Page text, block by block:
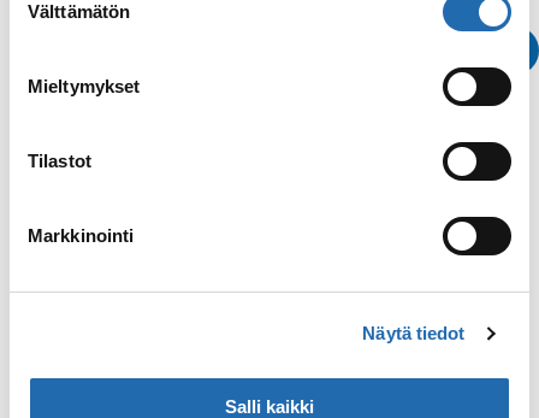
valinta
Välttämätön
Mieltymykset
Tilastot
Markkinointi
Näytä tiedot
Salli kaikki
Varaa
Katso kaikki